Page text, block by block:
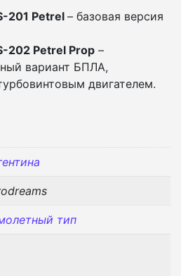
201 Petrel – базовая версия
202 Petrel Prop –
вариант БПЛА,
двигателем.
тип